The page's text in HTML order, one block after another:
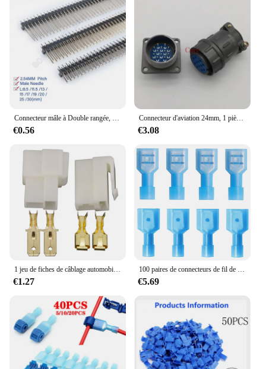
Connecteur mâle à Double rangée, 2.54mm, 40 broches, carte PCB, en-tête de broche longue 8.5/11.5/13/14/15/17/19/21/25/30mm, bande 2x40p, 10 pièces
€0.56
Connecteur d'aviation 24mm, 1 pièce, connecteur circulaire CX24, 12/19/20/26 broches, prise mâle et femelle
€3.08
1 jeu de fiches de câblage automobile 6.3 MM, 1P 2 P 3P 4P 6P 8P 9P 10P 12P 14P, prise bout à bout mâle et femelle, connecteur à courant élevé
€1.27
100 paires de connecteurs de fil de déconnexion de pelle de calibre 16-14, bornes de câblage à sertir rapide en Nylon mâle femelle entièrement isolées
€5.69